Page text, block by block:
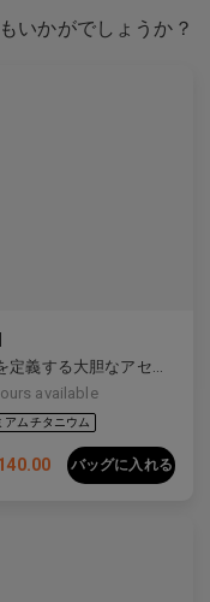
いかがでしょうか？
視線を定義する大胆なアセテートフレーム。
available
バッグに入れる